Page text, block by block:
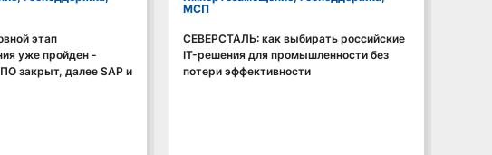
видео
этап
уже пройден -
закрыт, далее SAP и
МСП
Смотреть видео
СЕВЕРСТАЛЬ: как выбирать российские
IT-решения для промышленности без
потери эффективности